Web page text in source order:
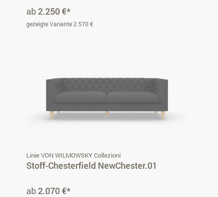
ab2.250 €*
gezeigte Variante 2.570 €
Linie VON WILMOWSKY Collezioni
Stoff-Chesterfield NewChester.01
ab2.070 €*